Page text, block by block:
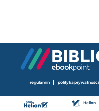
regulamin | polityka prywatności
Helion